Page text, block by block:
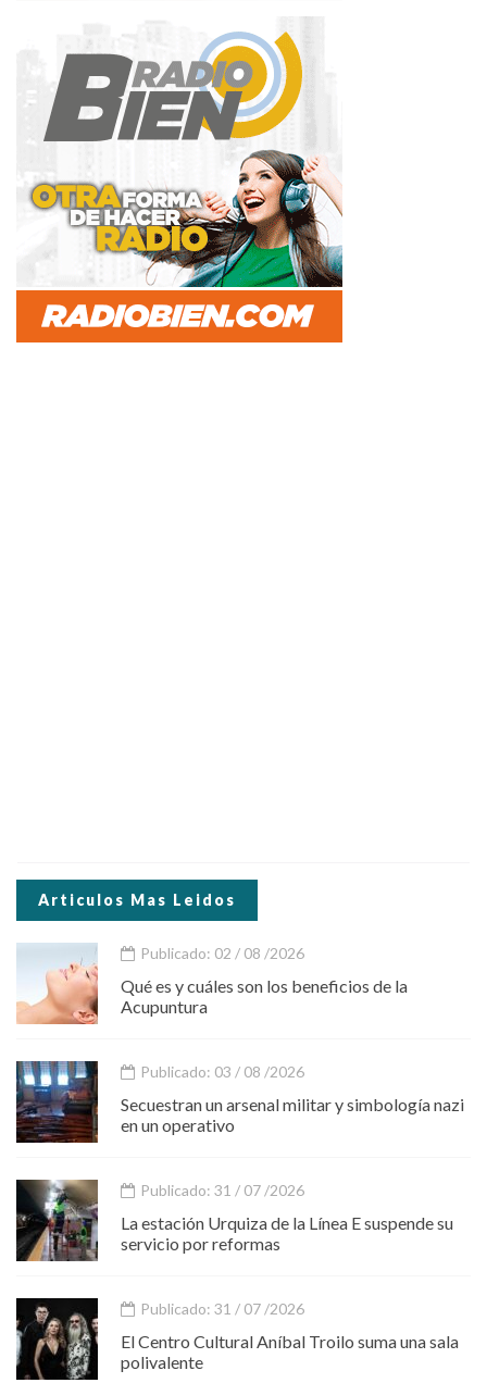
Articulos Mas Leidos
Publicado: 02 / 08 /2026
Qué es y cuáles son los beneficios de la
Acupuntura
Publicado: 03 / 08 /2026
Secuestran un arsenal militar y simbología nazi
en un operativo
Publicado: 31 / 07 /2026
La estación Urquiza de la Línea E suspende su
servicio por reformas
Publicado: 31 / 07 /2026
El Centro Cultural Aníbal Troilo suma una sala
polivalente